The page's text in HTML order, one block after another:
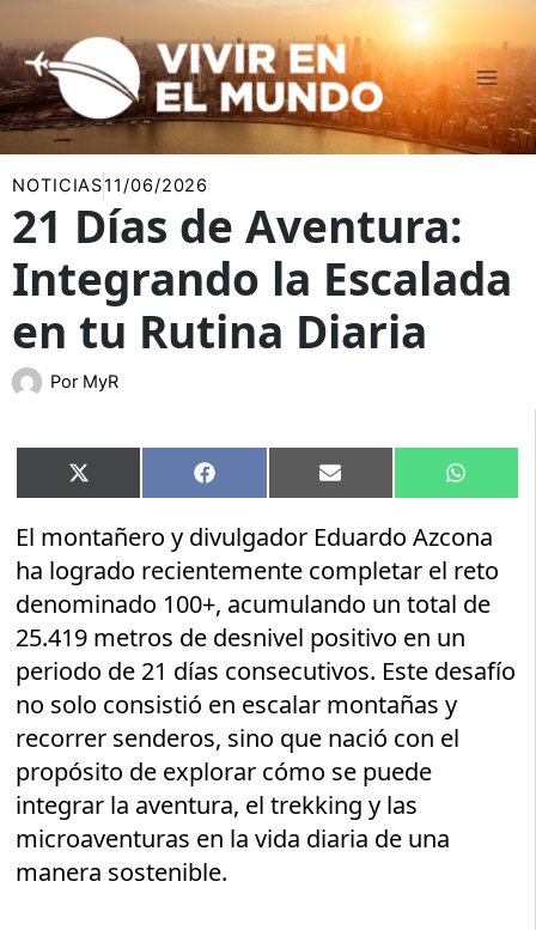
al
contenido
NOTICIAS11/06/2026
21 Días de Aventura:
Integrando la Escalada
en tu Rutina Diaria
Por MyR
Compartir
en
X
(Twitter)
Compartir
en
Facebook Compartir
en
Email
en
El montañero y divulgador Eduardo Azcona
ha logrado recientemente completar el reto
denominado 100+, acumulando un total de
25.419 metros de desnivel positivo en un
periodo de 21 días consecutivos. Este desafío
no solo consistió en escalar montañas y
recorrer senderos, sino que nació con el
propósito de explorar cómo se puede
integrar la aventura, el trekking y las
microaventuras en la vida diaria de una
manera sostenible.